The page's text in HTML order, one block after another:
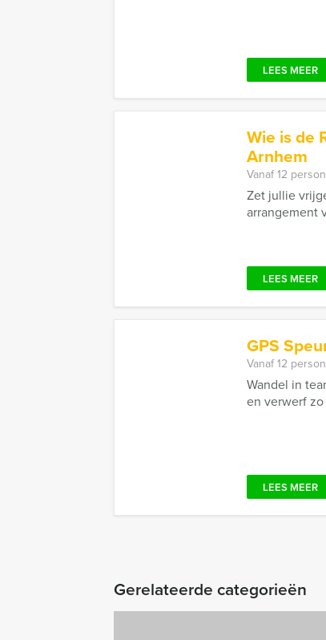
LEES MEER
Wie is de
Arnhem
Vanaf 12
Zet jullie
arrangement
LEES MEER
GPS
Vanaf 12
Wandel in
en verwerf
LEES MEER
Gerelateerde categorieën